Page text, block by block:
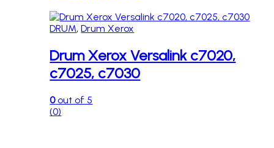
DRUM,Drum Xerox
Drum Xerox Versalink c7020,
c7025, c7030
0out of 5
(0)